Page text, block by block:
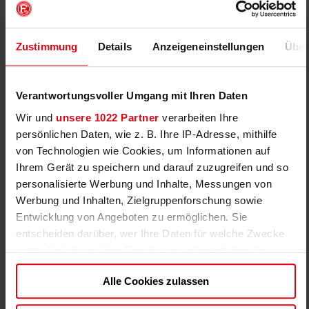
Zustimmung Details Anzeigeneinstellungen
Verantwortungsvoller Umgang mit Ihren Daten
Wir und unsere 1022 Partner verarbeiten Ihre
persönlichen Daten, wie z. B. Ihre IP-Adresse, mithilfe
von Technologien wie Cookies, um Informationen auf
Ihrem Gerät zu speichern und darauf zuzugreifen und so
personalisierte Werbung und Inhalte, Messungen von
Werbung und Inhalten, Zielgruppenforschung sowie
Entwicklung von Angeboten zu ermöglichen. Sie
entscheiden darüber, wer Ihre Daten für welche Zwecke
nutzt. Sie können Ihre Einwilligung jederzeit über die
Cookie-Erklärung oder durch Klicken auf das Privacy
Trigger Symbol ändern oder widerrufen
Alle Cookies zulassen